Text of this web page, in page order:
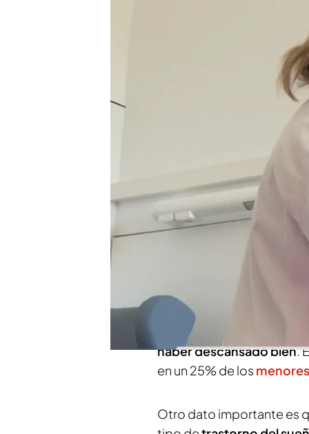
Jaume tiene 24 años y
personal y a sus
La somnolencia
dormir 20 horas en un
Un tercio de los
estas son las causas
Compartir
Este viernes 15 de marzo
recuerda que, en
Ariadna Reina
, la
millones de españoles
haber descansado bien.
en un 25% de los menores
Otro dato importante es